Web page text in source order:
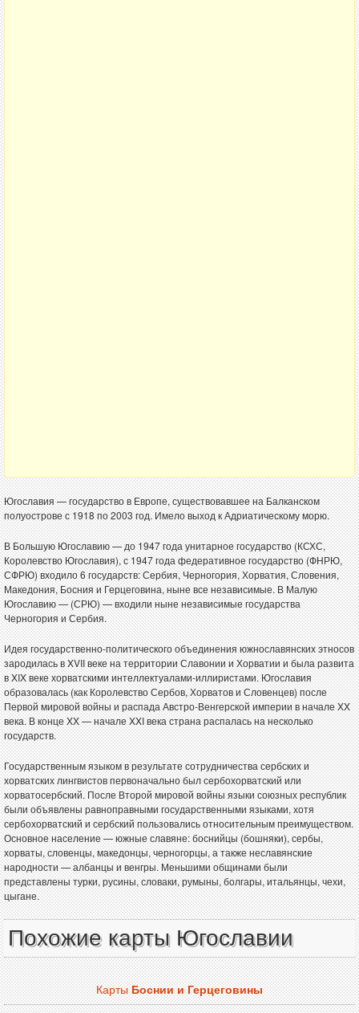
Югославия — государство в Европе, существовавшее на Балканском
полуострове с 1918 по 2003 год. Имело выход к Адриатическому морю.
В Большую Югославию — до 1947 года унитарное государство (КСХС,
Королевство Югославия), с 1947 года федеративное государство (ФНРЮ,
СФРЮ) входило 6 государств: Сербия, Черногория, Хорватия, Словения,
Македония, Босния и Герцеговина, ныне все независимые. В Малую
Югославию — (СРЮ) — входили ныне независимые государства
Черногория и Сербия.
Идея государственно-политического объединения южнославянских этносов
зародилась в XVII веке на территории Славонии и Хорватии и была развита
в XIX веке хорватскими интеллектуалами-иллиристами. Югославия
образовалась (как Королевство Сербов, Хорватов и Словенцев) после
Первой мировой войны и распада Австро-Венгерской империи в начале XX
века. В конце XX — начале XXI века страна распалась на несколько
государств.
Государственным языком в результате сотрудничества сербских и
хорватских лингвистов первоначально был сербохорватский или
хорватосербский. После Второй мировой войны языки союзных республик
были объявлены равноправными государственными языками, хотя
сербохорватский и сербский пользовались относительным преимуществом.
Основное население — южные славяне: боснийцы (бошняки), сербы,
хорваты, словенцы, македонцы, черногорцы, а также неславянские
народности — албанцы и венгры. Меньшими общинами были
представлены турки, русины, словаки, румыны, болгары, итальянцы, чехи,
цыгане.
Похожие карты Югославии
КартыБоснии и Герцеговины